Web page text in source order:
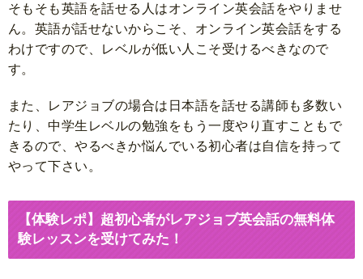
そもそも英語を話せる人はオンライン英会話をやりませ
ん。英語が話せないからこそ、オンライン英会話をする
わけですので、レベルが低い人こそ受けるべきなので
す。
また、レアジョブの場合は日本語を話せる講師も多数い
たり、中学生レベルの勉強をもう一度やり直すこともで
きるので、やるべきか悩んでいる初心者は自信を持って
やって下さい。
【体験レポ】超初心者がレアジョブ英会話の無料体
験レッスンを受けてみた！